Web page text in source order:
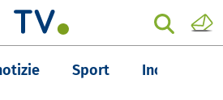
Sport Inchieste